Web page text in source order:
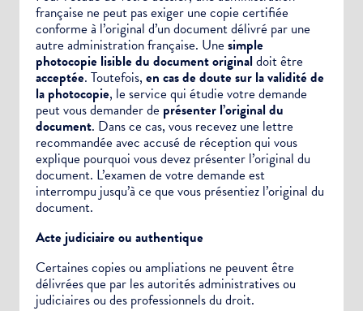
française ne peut pas exiger une copie certifiée
conforme à l’original d’un document délivré par une
autre administration française. Une simple
photocopie lisible du document originaldoit être
acceptée. Toutefois, en cas de doute sur la validité de
la photocopie, le service qui étudie votre demande
peut vous demander de présenter l’original du
document. Dans ce cas, vous recevez une lettre
recommandée avec accusé de réception qui vous
explique pourquoi vous devez présenter l’original du
document. L’examen de votre demande est
interrompu jusqu’à ce que vous présentiez l’original du
document.
Acte judiciaire ou authentique
Certaines copies ou ampliations ne peuvent être
délivrées que par les autorités administratives ou
judiciaires ou des professionnels du droit.
Choisissez votre abonnement :
Alertes Mail
Newsletter Culture
Newsletter Sport et Vie associative